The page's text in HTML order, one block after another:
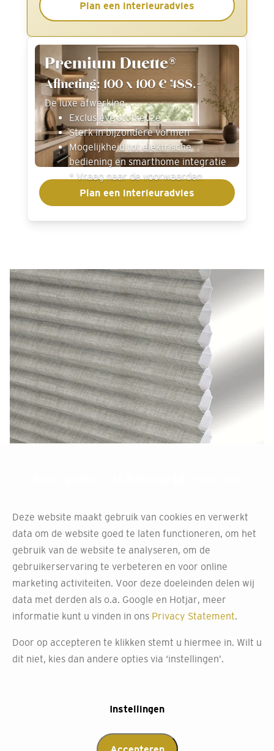
Plan een interieuradvies
Premium Duette®
Afmeting: 100 x 100 € 488.-
De luxe afwerking
Exclusieve stofkeuze
Sterk in bijzondere vormen
Mogelijkheid tot elektrische
bediening en smarthome integratie
* Vraag naar de voorwaarden
Plan een interieuradvies
elektrische duette
raamdecoratie
Onze duette gordijnen combineren luxe met
functionaliteit, net als andere populaire shades. Met ons
uitgebreide aanbod vind je gegarandeerd de perfecte
match voor je interieur. Bij Decokay van de Wouw kun je
je raambekleding volledig op maat samenstellen, of het
nu gaat om een schuin raam, je serre of erker.
druk op de knop of een tik in de app, open of sluit je
Deze website maakt gebruik van cookies en verwerkt
data om de website goed te laten functioneren, om het
gebruik van de website te analyseren, om de
gebruikerservaring te verbeteren en voor online
marketing activiteiten. Voor deze doeleinden delen wij
data met derden als o.a. Google en Hotjar, meer
informatie kunt u vinden in ons Privacy Statement.
Door op accepteren te klikken stemt u hiermee in. Wilt u
dit niet, kies dan andere opties via ‘instellingen’.
Instellingen